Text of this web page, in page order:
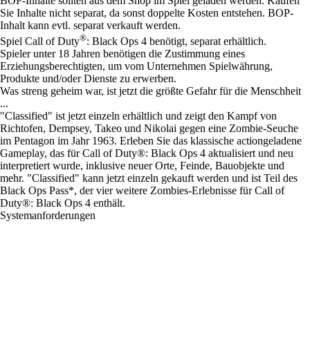
Sie Inhalte nicht separat, da sonst doppelte Kosten entstehen. BOP-
Inhalt kann evtl. separat verkauft werden.
Spiel Call of Duty®: Black Ops 4 benötigt, separat erhältlich.
Spieler unter 18 Jahren benötigen die Zustimmung eines
Erziehungsberechtigten, um vom Unternehmen Spielwährung,
Produkte und/oder Dienste zu erwerben.
Was streng geheim war, ist jetzt die größte Gefahr für die Menschheit
...
"Classified" ist jetzt einzeln erhältlich und zeigt den Kampf von
Richtofen, Dempsey, Takeo und Nikolai gegen eine Zombie-Seuche
im Pentagon im Jahr 1963. Erleben Sie das klassische actiongeladene
Gameplay, das für Call of Duty®: Black Ops 4 aktualisiert und neu
interpretiert wurde, inklusive neuer Orte, Feinde, Bauobjekte und
mehr. "Classified" kann jetzt einzeln gekauft werden und ist Teil des
Black Ops Pass*, der vier weitere Zombies-Erlebnisse für Call of
Duty®: Black Ops 4 enthält.
Systemanforderungen